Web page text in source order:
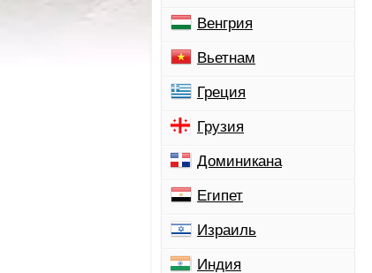
Венгрия
Вьетнам
Греция
Грузия
Доминикана
Египет
Израиль
Индия